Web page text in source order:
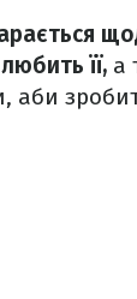
її, а
аби